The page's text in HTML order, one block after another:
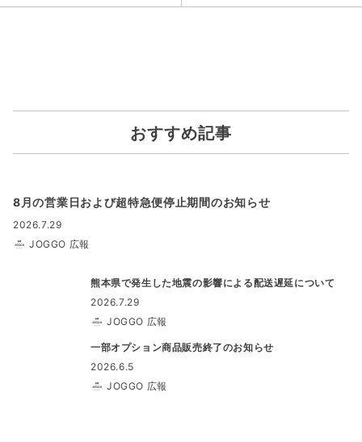
おすすめ記事
8月の営業日および超特急便停止期間のお知らせ
2026.7.29
JOGGO 広報
熊本県で発生した地震の影響による配送遅延について
2026.7.29
JOGGO 広報
一部オプション商品販売終了のお知らせ
2026.6.5
JOGGO 広報